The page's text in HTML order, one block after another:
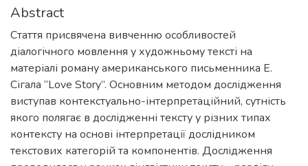
Abstract
Стаття присвячена вивченню особливостей
діалогічного мовлення у художньому тексті на
матеріалі роману американського письменника Е.
Сігала “Love Story”. Основним методом дослідження
виступав контекстуально-інтерпретаційний, сутність
якого полягає в дослідженні тексту у різних типах
контексту на основі інтерпретації дослідником
текстових категорій та компонентів. Дослідження